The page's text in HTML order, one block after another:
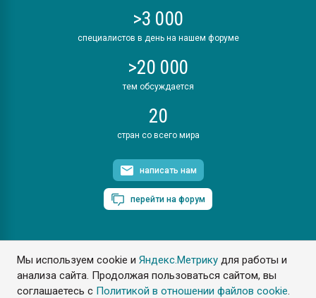
Мы используем cookie иЯндекс.Метрику для работы и
анализа сайта. Продолжая пользоваться сайтом, вы
соглашаетесь с Политикой в отношении файлов cookie.
>3 000
специалистов в день на нашем форуме
>20 000
тем обсуждается
20
стран со всего мира
написать нам
перейти на форум
ПластЭксперт © 2006. Все права защищены
Разрешается копирование материалов сайта с обязательной
ссылкой на www.e-plastic.ru